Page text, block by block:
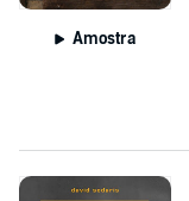
Amostra